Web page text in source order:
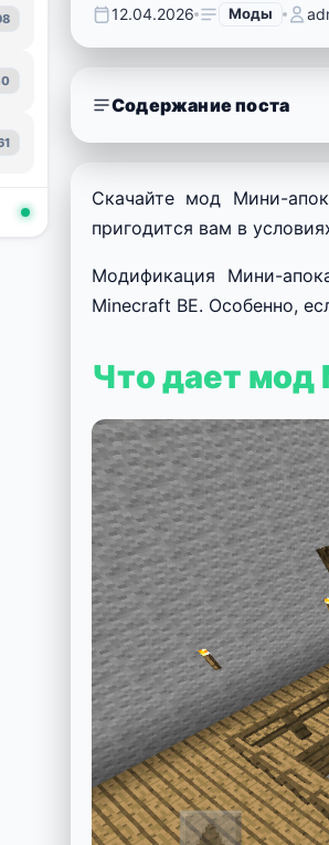
12.04.2026 Моды
Содержание поста
Скачайте мод Мини-
пригодится вам в
Модификация Мини-
Minecraft BE. Особенно,
Что дает мод